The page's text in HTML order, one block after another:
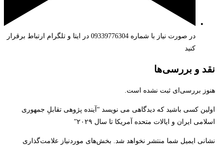
در صورت نیاز با شماره 09339776304 در ایتا و تلگرام ارتباط برقرار
کنید
نقد و بررسی‌ها
هنوز بررسی‌ای ثبت نشده است.
اولین کسی باشید که دیدگاهی می نویسد “آینده پژوهی تقابلِ جمهوری
اسلامی ایران و ایالات متحده آمریکا تا سال ۲۰۲۹”
نشانی ایمیل شما منتشر نخواهد شد. بخش‌های موردنیاز علامت‌گذاری